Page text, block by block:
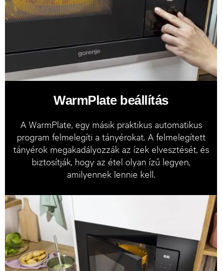
WarmPlate beállítás
A WarmPlate, egy másik praktikus automatikus
program felmelegíti a tányérokat. A felmelegített
tányérok megakadályozzák az ízek elvesztését, és
biztosítják, hogy az étel olyan ízű legyen,
amilyennek lennie kell.